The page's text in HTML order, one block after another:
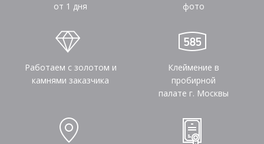
от 1 дня фото
Работаем с золотом и
камнями заказчика
Клеймение в
пробирной
палате г. Москвы